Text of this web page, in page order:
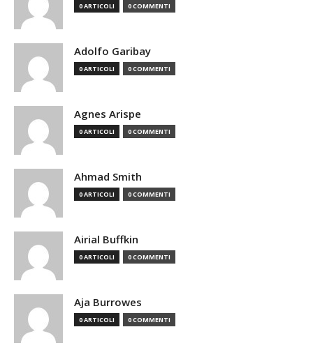
0 ARTICOLI 0 COMMENTI
Adolfo Garibay
0 ARTICOLI 0 COMMENTI
Agnes Arispe
0 ARTICOLI 0 COMMENTI
Ahmad Smith
0 ARTICOLI 0 COMMENTI
Airial Buffkin
0 ARTICOLI 0 COMMENTI
Aja Burrowes
0 ARTICOLI 0 COMMENTI